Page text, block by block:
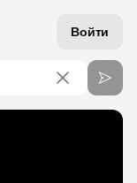
Войти